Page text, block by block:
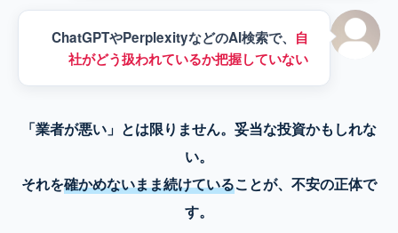
ChatGPTやPerplexityなどのAI検索で、 自
社がどう扱われているか把握していない
「業者が悪い」とは限りません。妥当な投資かもしれな
い。
それを確かめないまま続けていることが、不安の正体で
す。